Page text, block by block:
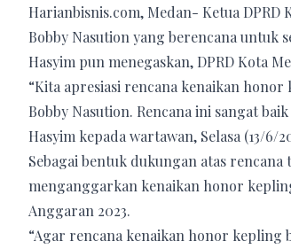
Harianbisnis.com, Medan- Ketua DPRD
Bobby Nasution yang berencana untuk
Hasyim pun menegaskan, DPRD Kota
“Kita apresiasi rencana kenaikan
Bobby Nasution. Rencana ini sangat
Hasyim kepada wartawan, Selasa (13/6/
Sebagai bentuk dukungan atas rencana
menganggarkan kenaikan honor
Anggaran 2023.
“Agar rencana kenaikan honor kepling